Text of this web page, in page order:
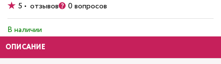
5 • отзывов 0 вопросов
В наличии
ОПИСАНИЕ